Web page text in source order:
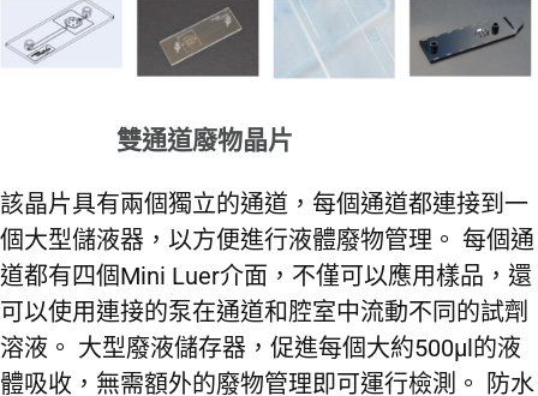
雙通道廢物晶片
該晶片具有兩個獨立的通道，每個通道都連接到一
個大型儲液器，以方便進行液體廢物管理。 每個通
道都有四個Mini Luer介面，不僅可以應用樣品，還
可以使用連接的泵在通道和腔室中流動不同的試劑
溶液。 大型廢液儲存器，促進每個大約500μl的液
體吸收，無需額外的廢物管理即可運行檢測。 防水